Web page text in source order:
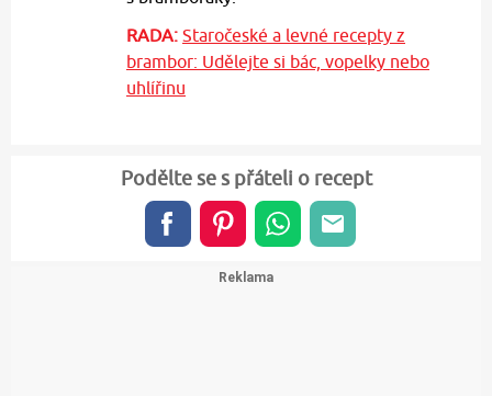
RADA: Staročeské a levné recepty z
brambor: Udělejte si bác, vopelky nebo
uhlířinu
Podělte se s přáteli o recept